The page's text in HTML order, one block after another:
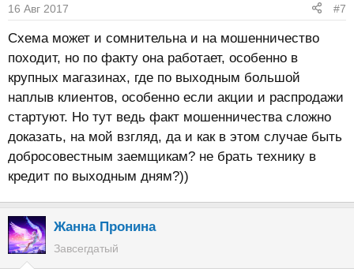
16 Авг 2017 #7
Схема может и сомнительна и на мошенничество
походит, но по факту она работает, особенно в
крупных магазинах, где по выходным большой
наплыв клиентов, особенно если акции и распродажи
стартуют. Но тут ведь факт мошенничества сложно
доказать, на мой взгляд, да и как в этом случае быть
добросовестным заемщикам? не брать технику в
кредит по выходным дням?))
Жанна Пронина
Завсегдатый